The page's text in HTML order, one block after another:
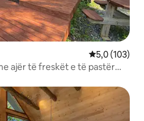
Vlerësimi
5,0 (103)
ajër të freskët e të pastër